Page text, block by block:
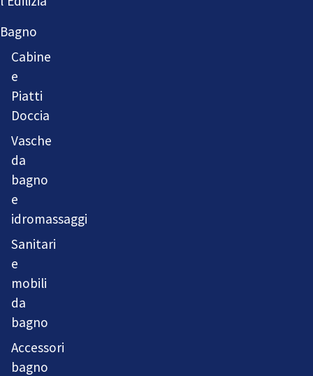
Bagno
Cabine
e
Piatti
Doccia
Vasche
da
bagno
e
idromassaggi
Sanitari
e
mobili
da
bagno
Accessori
bagno